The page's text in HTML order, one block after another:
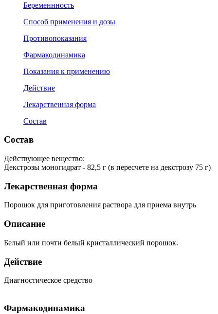
Беременнность
Способ применения и дозы
Противопоказания
Фармакодинамика
Показания к применению
Действие
Лекарственная форма
Состав
Состав
Действующее вещество:
Декстрозы моногидрат - 82,5 г (в пересчете на декстрозу 75 г)
Лекарственная форма
Порошок для приготовления раствора для приема внутрь
Описание
Белый или почти белый кристаллический порошок.
Действие
Диагностическое средство
Фармакодинамика